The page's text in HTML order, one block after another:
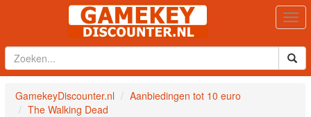
GamekeyDiscounter.nl
Aanbiedingen tot 10 euro
The Walking Dead